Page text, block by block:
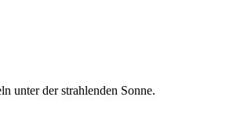
unter der strahlenden Sonne.